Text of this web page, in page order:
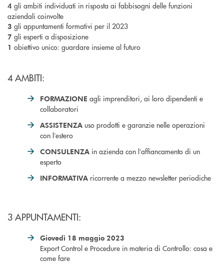
4 gli ambiti individuati in risposta ai fabbisogni delle funzioni
aziendali coinvolte
3 gli appuntamenti formativi per il 2023
7 gli esperti a disposizione
1 obiettivo unico: guardare insieme al futuro
4 AMBITI:
FORMAZIONE agli imprenditori, ai loro dipendenti e
collaboratori
ASSISTENZA uso prodotti e garanzie nelle operazioni
con l’estero
CONSULENZA in azienda con l’affiancamento di un
esperto
INFORMATIVA ricorrente a mezzo newsletter periodiche
3 APPUNTAMENTI:
Giovedì 18 maggio 2023
Export Control e Procedure in materia di Controllo: cosa e
come fare